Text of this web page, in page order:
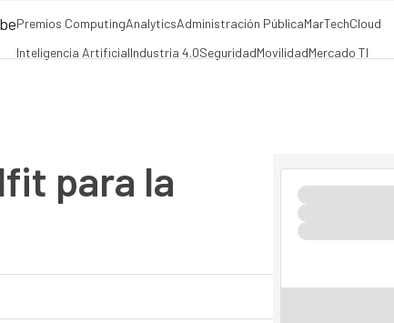
Premios ComputingAnalyticsAdministración PúblicaMarTechCloud
Inteligencia ArtificialIndustria 4.0SeguridadMovilidadMercado TI
para la